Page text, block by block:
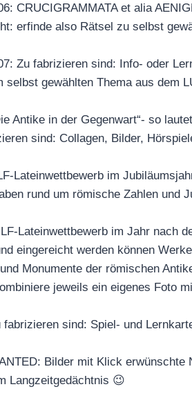
CRUCIGRAMMATA et alia
erfinde also Rätsel zu selbst
Zu fabrizieren sind: Info- oder
selbst gewählten Thema aus dem
Antike in der Gegenwart“- so
sind: Collagen, Bilder,
Lateinwettbewerb im
rund um römische Zahlen und
Lateinwettbewerb im Jahr nach
eingereicht werden können
Monumente der römischen
jeweils ein eigenes Foto
fabrizieren sind: Spiel- und
Bilder mit Klick erwünschte
Langzeitgedächtnis 😉